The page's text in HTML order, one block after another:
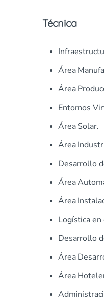
Técnica
Área
Área
Entornos
Área Solar.
Área
Desarrollo
Área
Área
Logística
Desarrollo
Área
Área